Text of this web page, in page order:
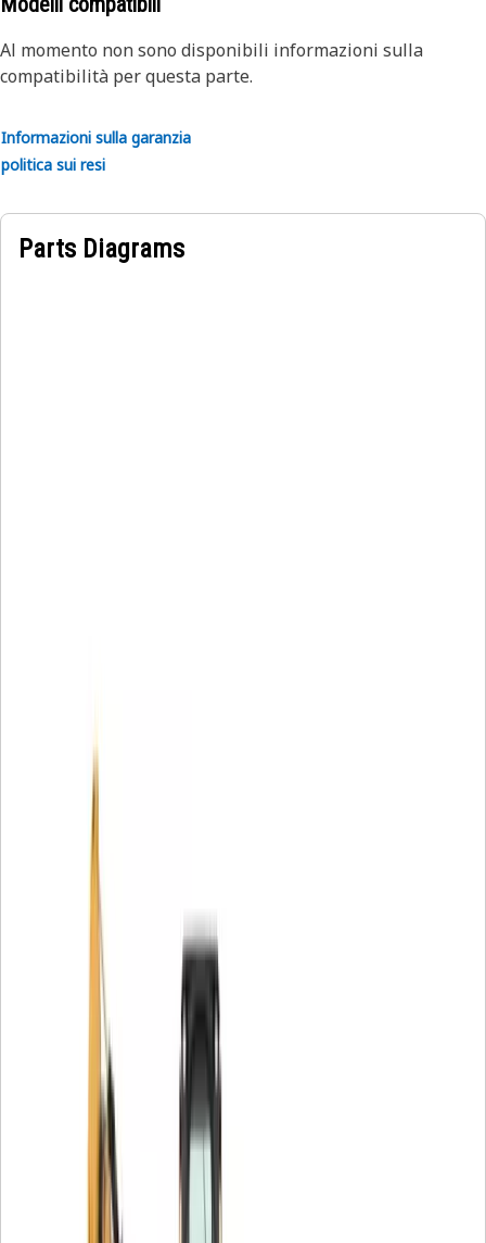
Al momento non sono disponibili informazioni sulla
compatibilità per questa parte.
Informazioni sulla garanzia
politica sui resi
Parts Diagrams